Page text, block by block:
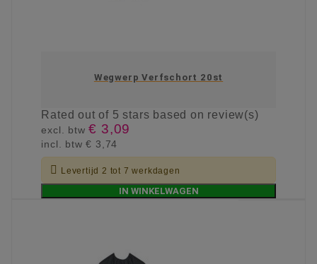
Wegwerp Verfschort 20st
Ratedout of 5 stars based on review(s)
excl. btw€ 3,09
incl. btw€ 3,74
 Levertijd 2 tot 7 werkdagen
IN WINKELWAGEN